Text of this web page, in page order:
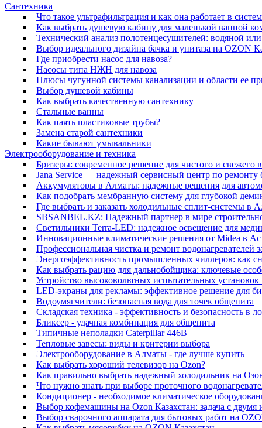
Сантехника
Что такое ультрафильтрация и как она работает в
Как выбрать душевую кабину для маленькой ванной
Технический анализ полотенцесушителей: водяной
Выбор идеального дизайна бачка и унитаза на OZON
Где приобрести насос для навоза?
Насосы типа НЖН для навоза
Плюсы чугунной системы канализации и области ее
Выбор душевой кабины
Как выбрать качественную сантехнику
Стальные ванны
Как паять пластиковые трубы?
Замена старой сантехники
Какие бывают умывальники
Электрооборудование и техника
Бризеры: современное решение для чистого и свежего
Jana Service — надежный сервисный центр по ремонту
Аккумуляторы в Алматы: надежные решения для
Как подобрать мембранную систему для глубокой
Где выбрать и заказать холодильные сплит-системы в
SBSANBEL.KZ: Надежный партнер в мире
Светильники Terra-LED: надежное освещение для
Инновационные климатические решения от Midea в
Профессиональная чистка и ремонт водонагревателей
Энергоэффективность промышленных чиллеров: как
Как выбрать рацию для дальнобойщика: ключевые
Устройство высоковольтных испытательных
LED-экраны для рекламы: эффективное решение для
Водоумягчители: безопасная вода для точек общепита
Складская техника - эффективность и безопасность в
Бликсер - удачная комбинация для общепита
Типичные неполадки Caterpillar 446B
Тепловые завесы: виды и критерии выбора
Электрооборудование в Алматы - где лучше купить
Как выбрать хороший телевизор на Ozon?
Как правильно выбрать надежный холодильник на
Что нужно знать при выборе проточного
Кондиционер - необходимое климатическое
Выбор кофемашины на Ozon Казахстан: задача с двумя
Выбор сварочного аппарата для бытовых работ на